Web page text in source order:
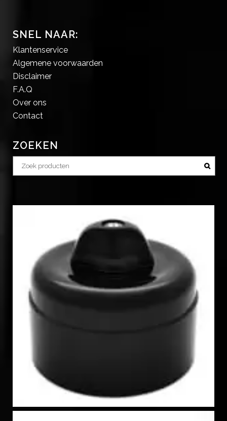
SNEL NAAR:
Klantenservice
Algemene voorwaarden
Disclaimer
F.A.Q
Over ons
Contact
ZOEKEN